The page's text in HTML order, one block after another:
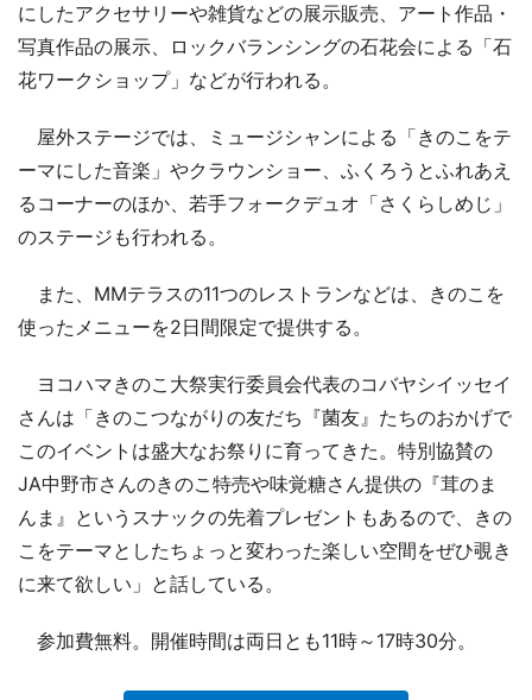
にしたアクセサリーや雑貨などの展示販売、アート作品・
写真作品の展示、ロックバランシングの石花会による「石
花ワークショップ」などが行われる。
屋外ステージでは、ミュージシャンによる「きのこをテ
ーマにした音楽」やクラウンショー、ふくろうとふれあえ
るコーナーのほか、若手フォークデュオ「さくらしめじ」
のステージも行われる。
また、MMテラスの11つのレストランなどは、きのこを
使ったメニューを2日間限定で提供する。
ヨコハマきのこ大祭実行委員会代表のコバヤシイッセイ
さんは「きのこつながりの友だち『菌友』たちのおかげで
このイベントは盛大なお祭りに育ってきた。特別協賛の
JA中野市さんのきのこ特売や味覚糖さん提供の『茸のま
んま』というスナックの先着プレゼントもあるので、きの
こをテーマとしたちょっと変わった楽しい空間をぜひ覗き
に来て欲しい」と話している。
参加費無料。開催時間は両日とも11時～17時30分。